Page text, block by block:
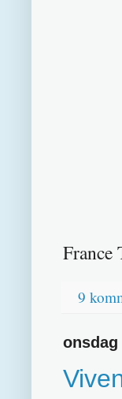
France
9
onsdag